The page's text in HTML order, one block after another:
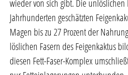
wieder von sich gibt. Die unlöslichen
Jahrhunderten geschätzten
Magen bis zu 27 Prozent der
löslichen Fasern des Feigenkaktus
diesen Fett-Faser-Komplex